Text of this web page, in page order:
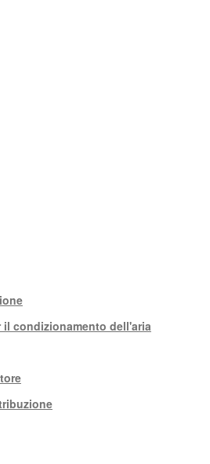
il condizionamento dell'aria